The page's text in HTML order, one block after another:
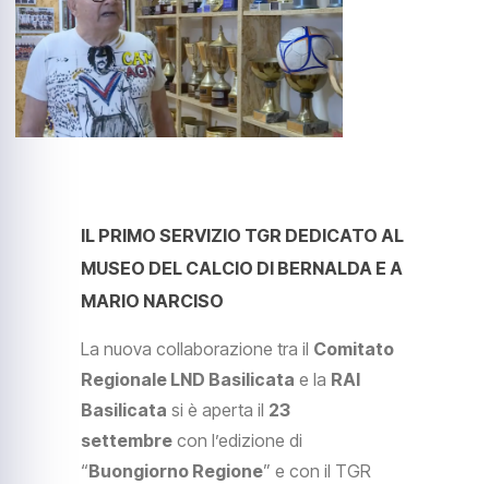
IL PRIMO SERVIZIO TGR DEDICATO AL
MUSEO DEL CALCIO DI BERNALDA E A
MARIO NARCISO
La nuova collaborazione tra il Comitato
Regionale LND Basilicata e la RAI
Basilicata si è aperta il 23
settembre con l’edizione di
“Buongiorno Regione” e con il TGR